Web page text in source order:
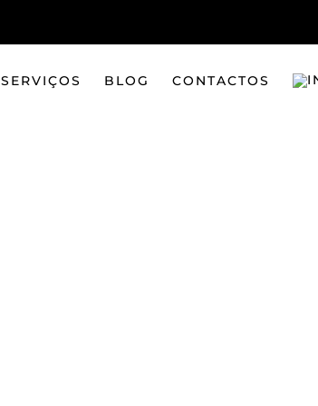
SERVIÇOS BLOG CONTACTOS